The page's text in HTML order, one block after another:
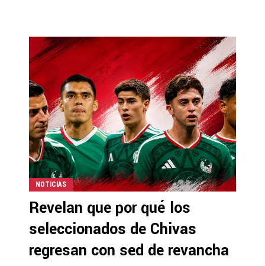
NOTICIAS
Revelan que por qué los
seleccionados de Chivas
regresan con sed de revancha